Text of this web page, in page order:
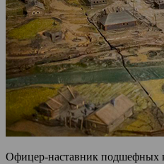
Офицер-наставник подшефных